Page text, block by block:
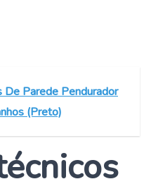
De Parede Pendurador
(Preto)